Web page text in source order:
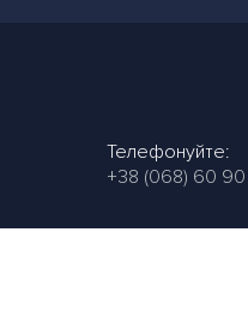
Телефонуйте:
+38 (068) 60